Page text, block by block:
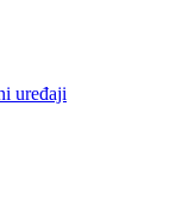
uređaji